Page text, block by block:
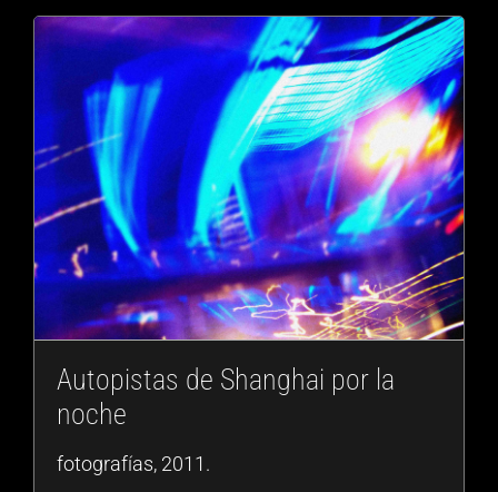
Autopistas de Shanghai por la
noche
fotografías, 2011.